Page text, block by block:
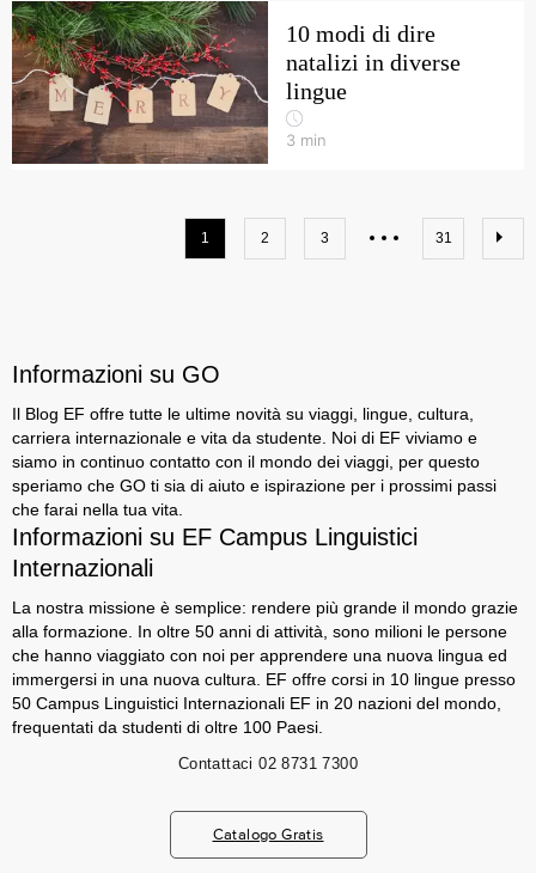
10 modi di dire
natalizi in diverse
lingue
3 min
1 2 3 31
Informazioni su GO
Il Blog EF offre tutte le ultime novità su viaggi, lingue, cultura,
carriera internazionale e vita da studente. Noi di EF viviamo e
siamo in continuo contatto con il mondo dei viaggi, per questo
speriamo che GO ti sia di aiuto e ispirazione per i prossimi passi
che farai nella tua vita.
Informazioni su EF Campus Linguistici
Internazionali
La nostra missione è semplice: rendere più grande il mondo grazie
alla formazione. In oltre 50 anni di attività, sono milioni le persone
che hanno viaggiato con noi per apprendere una nuova lingua ed
immergersi in una nuova cultura. EF offre corsi in 10 lingue presso
50 Campus Linguistici Internazionali EF in 20 nazioni del mondo,
frequentati da studenti di oltre 100 Paesi.
Contattaci 02 8731 7300
Catalogo Gratis